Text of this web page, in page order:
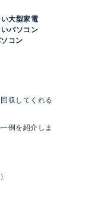
大型家電
パソコン
コン
収してくれる
例を紹介しま